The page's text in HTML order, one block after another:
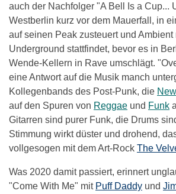
auch der Nachfolger "A Bell Is a Cup...
Westberlin kurz vor dem Mauerfall, in
auf seinen Peak zusteuert und Ambient
Underground stattfindet, bevor es in
Wende-Kellern in Rave umschlägt.
eine Antwort auf die Musik manch
Kollegenbands des Post-Punk, die
auf den Spuren von Reggae und Funk
Gitarren sind purer Funk, die Drums
Stimmung wirkt düster und drohend,
vollgesogen mit dem Art-Rock The
Was 2020 damit passiert, erinnert
"Come With Me" mit Puff Daddy und